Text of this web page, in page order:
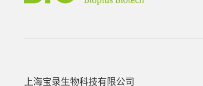
上海宝录生物科技有限公司